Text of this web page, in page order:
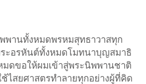
านทั้งหมดพรหมสุทธาวาสทุก
ะอรหันต์ทั้งหมดโมทนาบุญสมาธิ
ดขอให้ผมเข้าสู่พระนิพพานชาติ
ไสยศาสตรทำลายทุกอย่างผู้ที่คิด